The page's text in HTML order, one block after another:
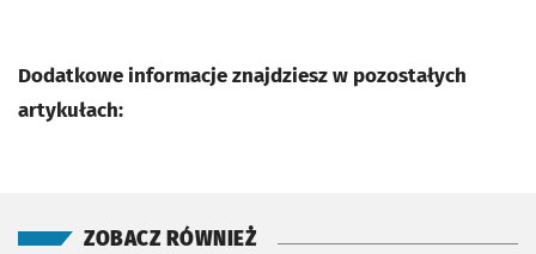
Dodatkowe informacje znajdziesz w pozostałych
artykułach:
ZOBACZ RÓWNIEŻ